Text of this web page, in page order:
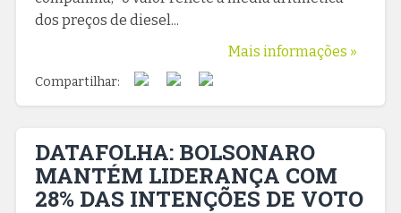
dos preços de diesel...
Mais informações »
Compartilhar:
DATAFOLHA: BOLSONARO
MANTÉM LIDERANÇA COM
28% DAS INTENÇÕES DE VOTO